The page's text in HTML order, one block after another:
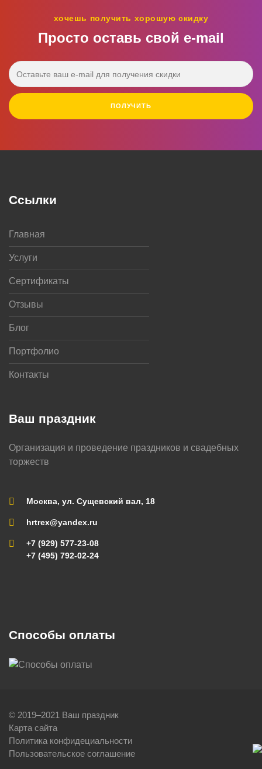
хочешь получить хорошую скидку
Просто оставь свой e‑mail
ПОЛУЧИТЬ
Ваш праздник
Организация и проведение праздников и свадебных
торжеств
Москва, ул. Сущевский вал, 18
hrtrex@yandex.ru
+7 (929) 577-23-08
+7 (495) 792-02-24
Ссылки
Главная
Услуги
Сертификаты
Отзывы
Блог
Портфолио
Контакты
Способы оплаты
© 2019–2021 Ваш праздник
Карта сайта
Политика конфидециальности
Пользовательское соглашение